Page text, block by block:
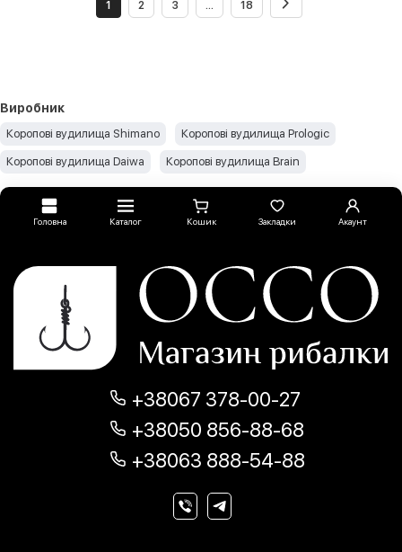
1 2 3 ... 18
Виробник
Коропові вудилища Shimano Коропові вудилища Prologic
Коропові вудилища Daiwa Коропові вудилища Brain
Головна Каталог Кошик Закладки Акаунт
+38067 378-00-27
+38050 856-88-68
+38063 888-54-88